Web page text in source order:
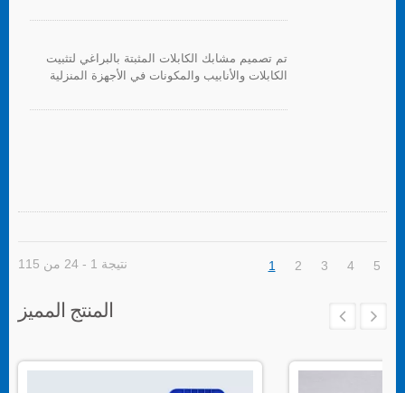
تم تصميم مشابك الكابلات المثبتة بالبراغي لتثبيت
الكابلات والأنابيب والمكونات في الأجهزة المنزلية
نتيجة 1 - 24 من 115 1 2 3 4 5
المنتج المميز